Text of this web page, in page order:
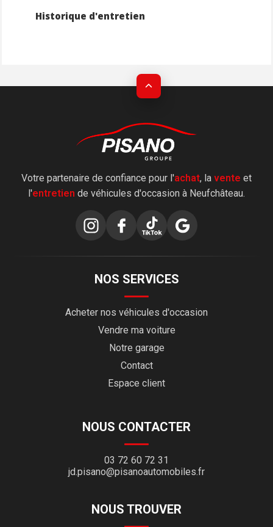
Historique d'entretien
Votre partenaire de confiance pour l'achat, la vente et
l'entretien de véhicules d'occasion à Neufchâteau.
NOS SERVICES
Acheter nos véhicules d'occasion
Vendre ma voiture
Notre garage
Contact
Espace client
NOUS CONTACTER
03 72 60 72 31
jd.pisano@pisanoautomobiles.fr
NOUS TROUVER